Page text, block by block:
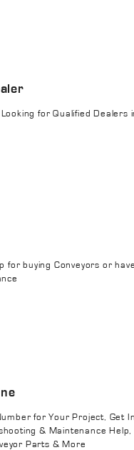
for Qualified Dealers
for buying Conveyors or
for Your Project, Get
& Maintenance Help,
Parts & More